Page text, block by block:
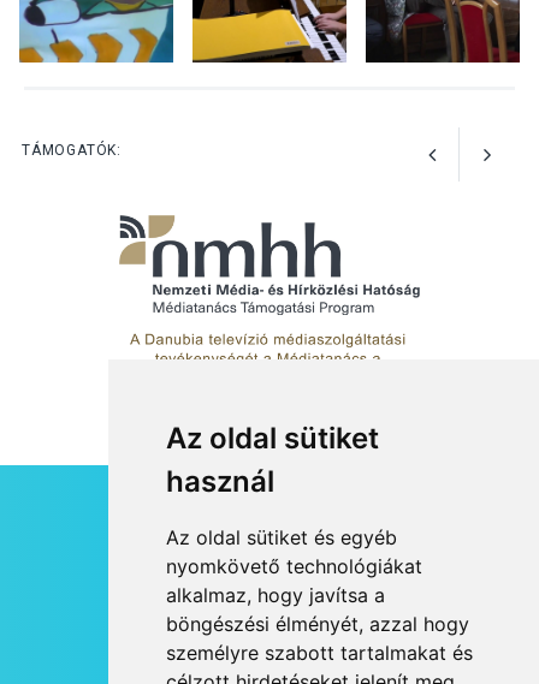
Az oldal sütiket
használ
Az oldal sütiket és egyéb
nyomkövető technológiákat
alkalmaz, hogy javítsa a
böngészési élményét, azzal hogy
személyre szabott tartalmakat és
KULTÚRA 2026 AUG 05
TÁMOGATÓK:
RSS
JOGI NYILATKOZAT
KAPCSOLAT
OLDALTÉRKÉP